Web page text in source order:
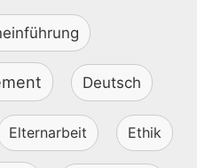
Deutsch
Elternarbeit Ethik